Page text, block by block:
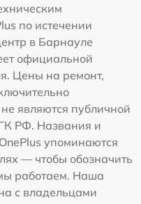
по истечении
в Барнауле
официальной
Цены на ремонт,
являются публичной
РФ. Названия и
упоминаются
— чтобы обозначить
работаем. Наша
с владельцами